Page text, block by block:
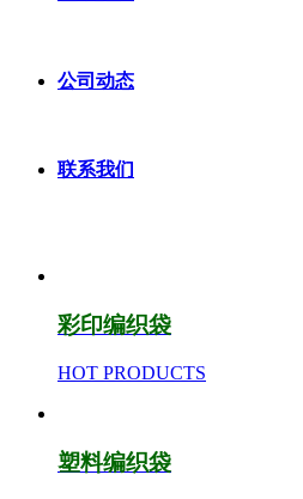
公司动态
联系我们
彩印编织袋
HOT PRODUCTS
塑料编织袋